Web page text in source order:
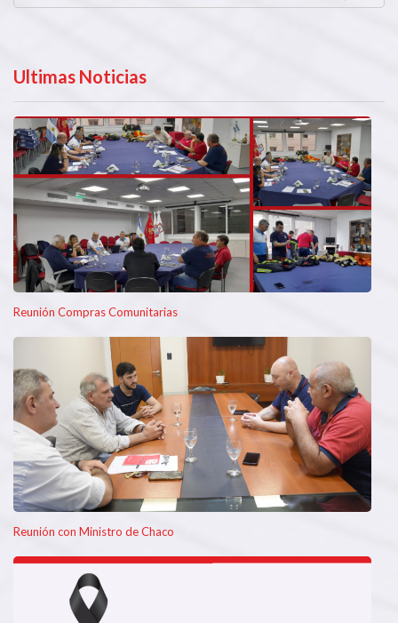
Ultimas Noticias
Reunión Compras Comunitarias
Reunión con Ministro de Chaco